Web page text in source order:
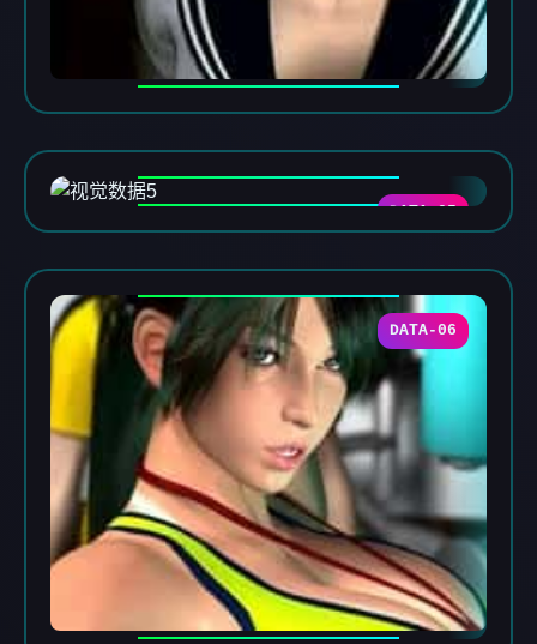
DATA-05
DATA-06